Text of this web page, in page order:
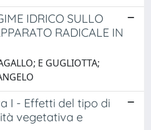
IDRICO SULLO
RADICALE IN
E GUGLIOTTA;
I - Effetti del tipo di
vegetativa e